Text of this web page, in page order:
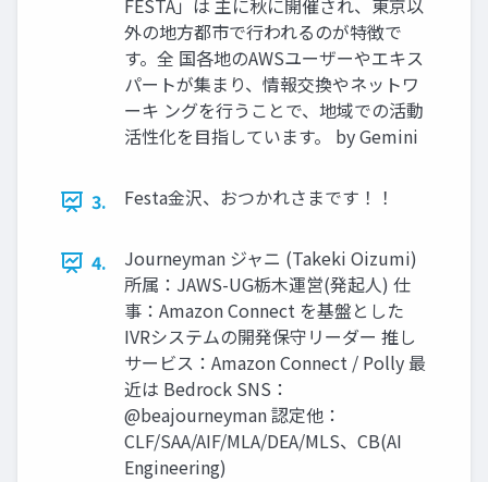
FESTA」は 主に秋に開催され、東京以
外の地方都市で行われるのが特徴で
す。全 国各地のAWSユーザーやエキス
パートが集まり、情報交換やネットワ
ーキ ングを行うことで、地域での活動
活性化を目指しています。 by Gemini
3. Festa金沢、おつかれさまです！！
4.
Journeyman ジャニ (Takeki Oizumi)
所属：JAWS-UG栃木運営(発起人) 仕
事：Amazon Connect を基盤とした
IVRシステムの開発保守リーダー 推し
サービス：Amazon Connect / Polly 最
近は Bedrock SNS：
@beajourneyman 認定他：
CLF/SAA/AIF/MLA/DEA/MLS、CB(AI
Engineering)